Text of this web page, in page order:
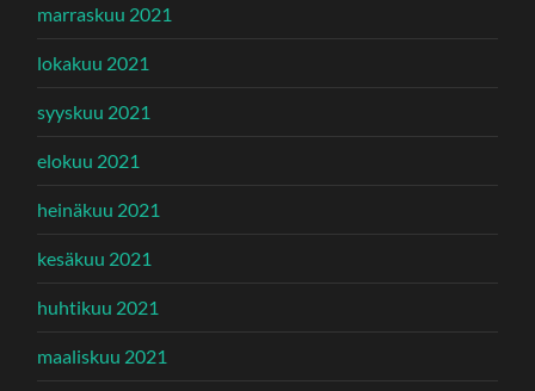
marraskuu 2021
lokakuu 2021
syyskuu 2021
elokuu 2021
heinäkuu 2021
kesäkuu 2021
huhtikuu 2021
maaliskuu 2021